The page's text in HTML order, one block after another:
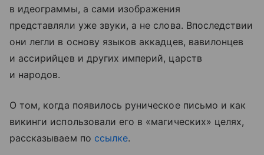
в идеограммы, а сами изображения
представляли уже звуки, а не слова. Впоследствии
они легли в основу языков аккадцев, вавилонцев
и ассирийцев и других империй, царств
и народов.
О том, когда появилось руническое письмо и как
викинги использовали его в «магических» целях,
рассказываем по ссылке.